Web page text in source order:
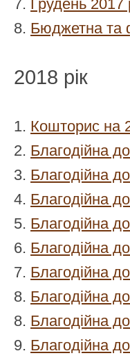
7. Грудень 2017
8. Бюджетна та
2018 рік
1. Кошторис на
2. Благодійна
3. Благодійна
4. Благодійна
5. Благодійна
6. Благодійна
7. Благодійна
8. Благодійна
8. Благодійна
9. Благодійна